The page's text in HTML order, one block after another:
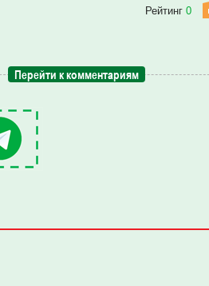
Рейтинг 0
Перейти к комментариям